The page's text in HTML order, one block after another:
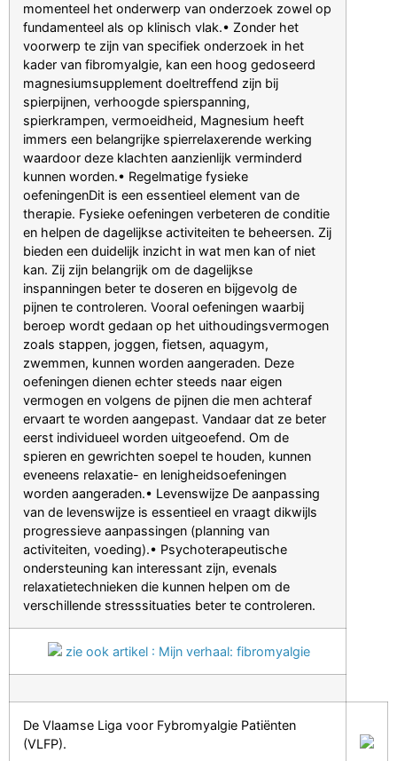
momenteel het onderwerp van onderzoek zowel op
fundamenteel als op klinisch vlak.• Zonder het
voorwerp te zijn van specifiek onderzoek in het
kader van fibromyalgie, kan een hoog gedoseerd
magnesiumsupplement doeltreffend zijn bij
spierpijnen, verhoogde spierspanning,
spierkrampen, vermoeidheid, Magnesium heeft
immers een belangrijke spierrelaxerende werking
waardoor deze klachten aanzienlijk verminderd
kunnen worden.• Regelmatige fysieke
oefeningenDit is een essentieel element van de
therapie. Fysieke oefeningen verbeteren de conditie
en helpen de dagelijkse activiteiten te beheersen. Zij
bieden een duidelijk inzicht in wat men kan of niet
kan. Zij zijn belangrijk om de dagelijkse
inspanningen beter te doseren en bijgevolg de
pijnen te controleren. Vooral oefeningen waarbij
beroep wordt gedaan op het uithoudingsvermogen
zoals stappen, joggen, fietsen, aquagym,
zwemmen, kunnen worden aangeraden. Deze
oefeningen dienen echter steeds naar eigen
vermogen en volgens de pijnen die men achteraf
ervaart te worden aangepast. Vandaar dat ze beter
eerst individueel worden uitgeoefend. Om de
spieren en gewrichten soepel te houden, kunnen
eveneens relaxatie- en lenigheidsoefeningen
worden aangeraden.• Levenswijze De aanpassing
van de levenswijze is essentieel en vraagt dikwijls
progressieve aanpassingen (planning van
activiteiten, voeding).• Psychoterapeutische
ondersteuning kan interessant zijn, evenals
relaxatietechnieken die kunnen helpen om de
verschillende stresssituaties beter te controleren.
zie ook artikel : Mijn verhaal: fibromyalgie
De Vlaamse Liga voor Fybromyalgie Patiënten
(VLFP).